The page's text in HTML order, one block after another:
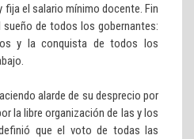
fija el salario mínimo docente. Fin
de todos los gobernantes:
y la conquista de todos los
alarde de su desprecio por
la libre organización de las y los
que el voto de todas las